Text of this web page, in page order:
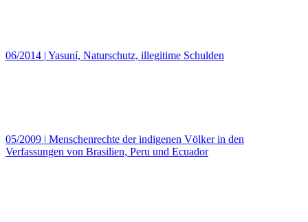
06/2014 | Yasuní, Naturschutz, illegitime Schulden
05/2009 | Menschenrechte der indigenen Völker in den
Verfassungen von Brasilien, Peru und Ecuador